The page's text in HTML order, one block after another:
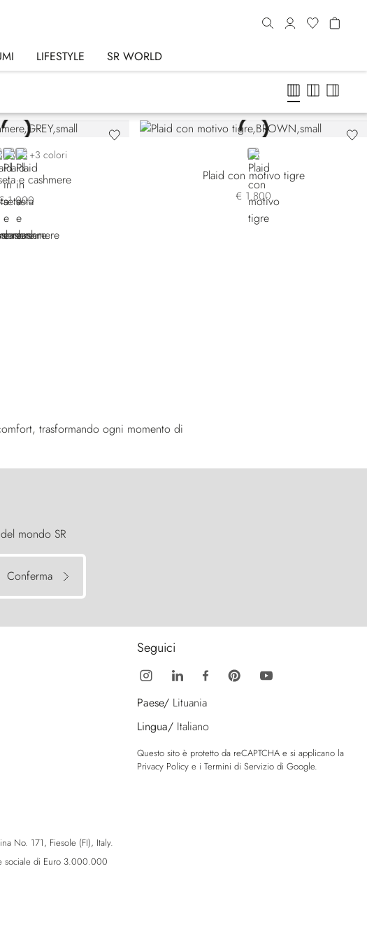
LIFESTYLE SR WORLD
14249-3166
14249-3177
GREEN 14249-3189
BEIGE+3 colori
e cashmere
1.000
BROWN
Plaid con motivo tigre
€ 1.800
trasformando ogni momento di
mondo SR
Conferma
Seguici
Paese/ Lituania
Lingua/ Italiano
Questo sito è protetto da reCAPTCHA e si applicano la
Privacy Policy e i Termini di Servizio di Google.
No. 171, Fiesole (FI), Italy.
sociale di Euro 3.000.000